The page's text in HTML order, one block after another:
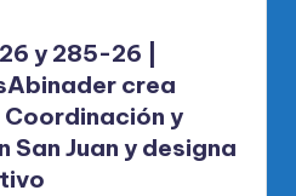
y 285-26 |
crea
y
San Juan y designa